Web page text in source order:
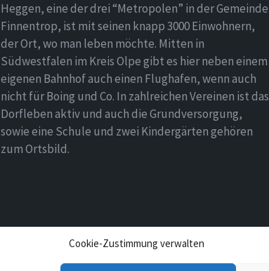
Cookie-Zustimmung verwalten
Heggen, eine der drei “Metropolen” in der Gemeinde
Finnentrop, ist mit seinen knapp 3000 Einwohnern,
der Ort, wo man leben möchte. Mitten in
Südwestfalen im Kreis Olpe gibt es hier neben einem
eigenen Bahnhof auch einen Flughafen, wenn auch
nicht für Boing und Co. In zahlreichen Vereinen ist das
Dorfleben aktiv und auch die Grundversorgung,
sowie eine Schule und zwei Kindergärten gehören
zum Ortsbild.